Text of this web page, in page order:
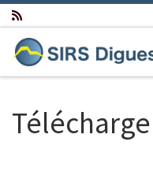
Passer au contenu